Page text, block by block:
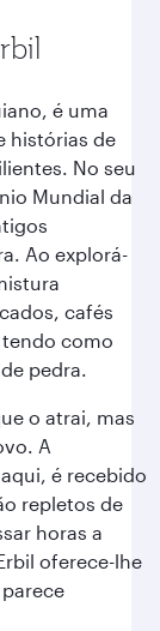
é uma
histórias de
No seu
Mundial da
Ao explorá-
cafés
como
pedra.
o atrai, mas
A
é recebido
repletos de
horas a
oferece-lhe